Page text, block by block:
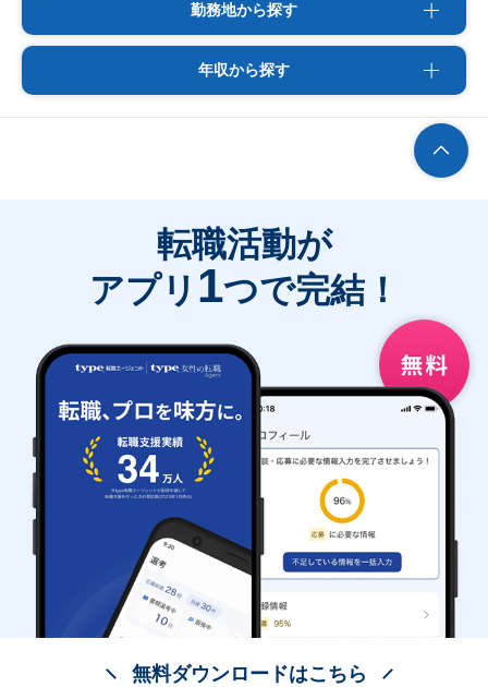
勤務地から探す
年収から探す
転職活動が
アプリ 1つで完結！
無料ダウンロードはこちら